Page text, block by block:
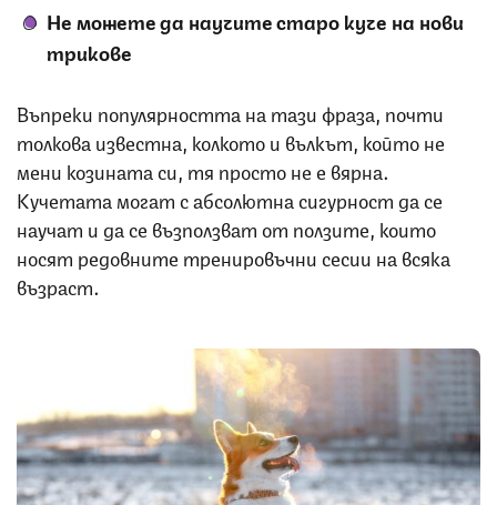
Не можете да научите старо куче на нови
трикове
Въпреки популярността на тази фраза, почти
толкова известна, колкото и вълкът, който не
мени козината си, тя просто не е вярна.
Кучетата могат с абсолютна сигурност да се
научат и да се възползват от ползите, които
носят редовните тренировъчни сесии на всяка
възраст.